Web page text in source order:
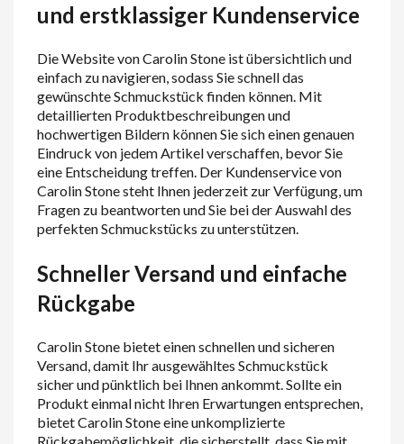
und erstklassiger Kundenservice
Die Website von Carolin Stone ist übersichtlich und
einfach zu navigieren, sodass Sie schnell das
gewünschte Schmuckstück finden können. Mit
detaillierten Produktbeschreibungen und
hochwertigen Bildern können Sie sich einen genauen
Eindruck von jedem Artikel verschaffen, bevor Sie
eine Entscheidung treffen. Der Kundenservice von
Carolin Stone steht Ihnen jederzeit zur Verfügung, um
Fragen zu beantworten und Sie bei der Auswahl des
perfekten Schmuckstücks zu unterstützen.
Schneller Versand und einfache
Rückgabe
Carolin Stone bietet einen schnellen und sicheren
Versand, damit Ihr ausgewähltes Schmuckstück
sicher und pünktlich bei Ihnen ankommt. Sollte ein
Produkt einmal nicht Ihren Erwartungen entsprechen,
bietet Carolin Stone eine unkomplizierte
Rückgabemöglichkeit, die sicherstellt, dass Sie mit